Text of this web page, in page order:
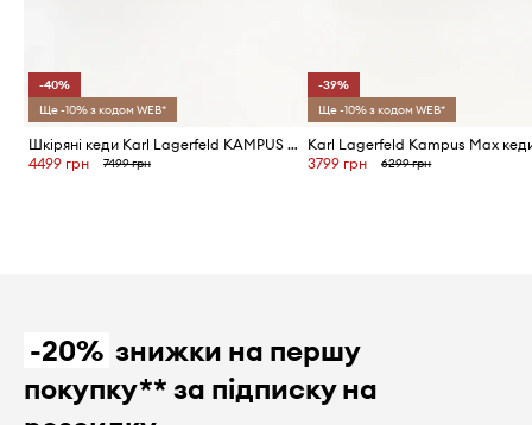
-40%
Ще -10% з кодом WEB*
Шкіряні кеди Karl Lagerfeld KAMPUS MAX NFT
4499 грн
7499 грн
-39%
Ще -10% з кодом WEB*
3799 грн 6299 грн
-20% знижки на першу
покупку** за підписку на